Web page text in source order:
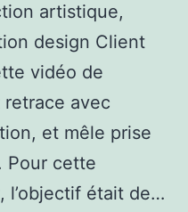
artistique,
design Client
vidéo de
avec
et mêle prise
Pour cette
l’objectif était de…